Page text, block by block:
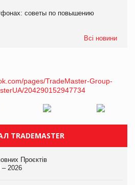
советы по повышению
Всі новини
TRADEMASTER
Проєктів
– 2026